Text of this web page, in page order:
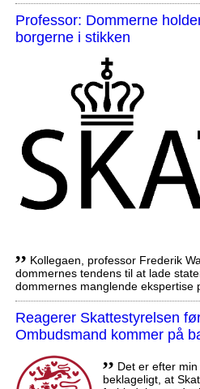
Professor: Dommerne
borgerne i stikken
,, Kollegaen, professor Frederik
dommernes tendens til at lade
dommernes manglende ekspertise
Reagerer Skattestyrelsen
Ombudsmand kommer på
,, Det er efter
beklageligt, at